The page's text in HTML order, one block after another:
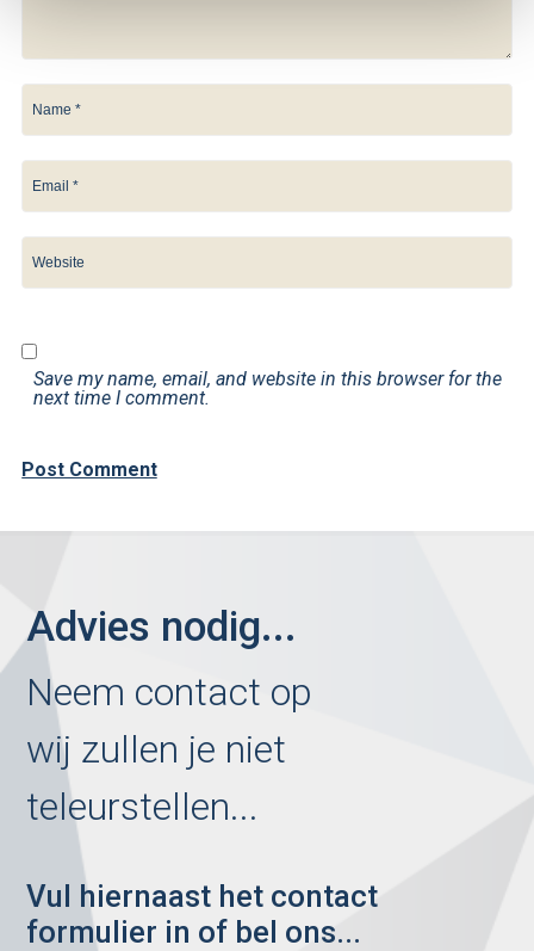
Save my name, email, and website in this browser for the
next time I comment.
Advies nodig...
Neem contact op
wij zullen je niet
teleurstellen...
Vul hiernaast het contact
formulier in of bel ons...